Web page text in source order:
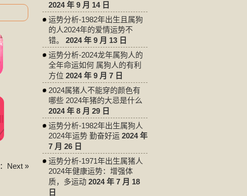
：Next »
2024 年 9 月 14 日
运势分析-1982年出生且属狗
的人2024年的爱情运势不
错。
2024 年 9 月 13 日
运势分析-2024龙年属狗人的
全年命运如何 属狗人的有利
方位 2024 年 9 月 7 日
2024属猪人不能穿的颜色有
哪些 2024年猪的大忌是什么
2024 年 8 月 29 日
运势分析-1982年出生属狗人
2024年运势 勤奋好运 2024 年
7 月 26 日
运势分析-1971年出生属猪人
2024年健康运势：增强体
质，多运动 2024 年 7 月 18
日